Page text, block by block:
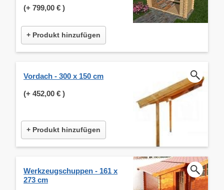
(+ 799,00 € )
+ Produkt hinzufügen
Vordach - 300 x 150 cm
(+ 452,00 € )
+ Produkt hinzufügen
Werkzeugschuppen - 161 x
273 cm